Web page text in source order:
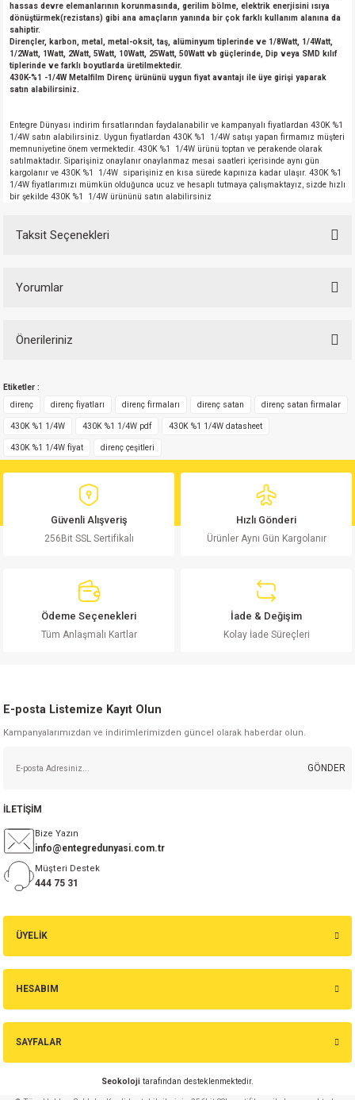
hassas devre elemanlarının korunmasında, gerilim bölme, elektrik enerjisini ısıya
dönüştürmek(rezistans) gibi ana amaçların yanında bir çok farklı kullanım alanına da
sahiptir.
Dirençler, karbon, metal, metal-oksit, taş, alüminyum tiplerinde ve 1/8Watt, 1/4Watt,
1/2Watt, 1Watt, 2Watt, 5Watt, 10Watt, 25Watt, 50Watt vb güçlerinde, Dip veya SMD kılıf
tiplerinde ve farklı boyutlarda üretilmektedir.
430K-%1 -1/4W Metalfilm Direnç ürününü uygun fiyat avantajı ile üye girişi yaparak
satın alabilirsiniz.
Entegre Dünyası indirim fırsatlarından faydalanabilir ve kampanyalı fiyatlardan 430K %1
1/4W satın alabilirsiniz. Uygun fiyatlardan 430K %1 1/4W satışı yapan firmamız müşteri
memnuniyetine önem vermektedir. 430K %1 1/4W ürünü toptan ve perakende olarak
satılmaktadır. Siparişiniz onaylanır onaylanmaz mesai saatleri içerisinde aynı gün
kargolanır ve 430K %1 1/4W siparişiniz en kısa sürede kapınıza kadar ulaşır. 430K %1
1/4W fiyatlarımızı mümkün olduğunca ucuz ve hesaplı tutmaya çalışmaktayız, sizde hızlı
bir şekilde 430K %1 1/4W ürününü satın alabilirsiniz
Taksit Seçenekleri
Yorumlar
Önerileriniz
yetersiz gördüğünüz noktaları öneri formunu kullanarak tarafımıza
iletebilirsiniz.
Görüş ve önerileriniz için teşekkür ederiz.
Ürün resmi kalitesiz, bozuk veya görüntülenemiyor.
Ürün açıklamasında eksik bilgiler bulunuyor.
Ürün bilgilerinde hatalar bulunuyor.
Ürün fiyatı diğer sitelerden daha pahalı.
Etiketler :
direnç
direnç fiyatları direnç firmaları direnç satan direnç satan firmalar
430K %1 1/4W 430K %1 1/4W pdf 430K %1 1/4W datasheet
430K %1 1/4W fiyat direnç çeşitleri
Güvenli Alışveriş
256Bit SSL Sertifikalı
Hızlı Gönderi
Ürünler Aynı Gün Kargolanır
Ödeme Seçenekleri
Tüm Anlaşmalı Kartlar
İade & Değişim
Kolay İade Süreçleri
E-posta Listemize Kayıt Olun
Kampanyalarımızdan ve indirimlerimizden güncel olarak haberdar olun.
GÖNDER
ÜYELİK
HESABIM
SAYFALAR
Seokoloji tarafından desteklenmektedir.
İLETİŞİM
Bize Yazın
info@entegredunyasi.com.tr
Müşteri Destek
444 75 31